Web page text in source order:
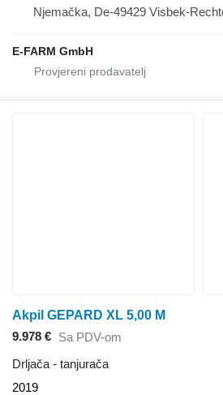
Njemačka, De-49429 Visbek-
E-FARM GmbH
Akpil GEPARD XL 5,00 M
9.978 € Sa PDV-om
Drljača - tanjurača
2019